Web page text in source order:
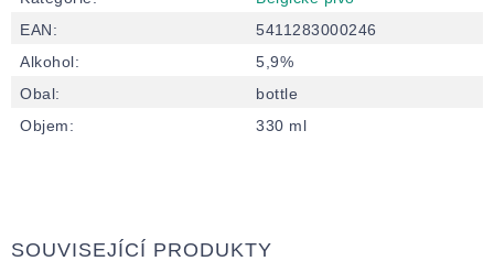
EAN:
5411283000246
Alkohol:
5,9%
Obal:
bottle
Objem: 330 ml
SOUVISEJÍCÍ PRODUKTY